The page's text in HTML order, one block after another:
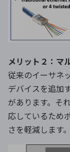
メリット２：マ
従来のイーサネ
デバイスを追加
があります。そ
応しているため
さを軽減します。